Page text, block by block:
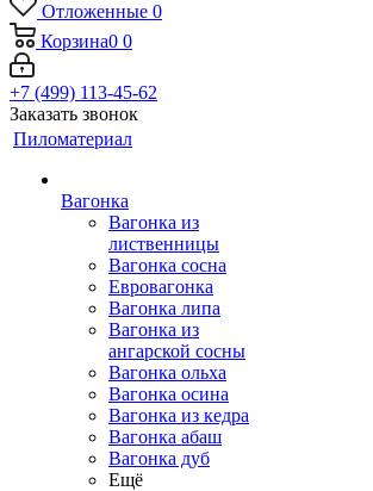
Отложенные 0
Корзина0 0
+7 (499) 113-45-62
Заказать звонок
Пиломатериал
Вагонка
Вагонка из
лиственницы
Вагонка сосна
Евровагонка
Вагонка липа
Вагонка из
ангарской сосны
Вагонка ольха
Вагонка осина
Вагонка из кедра
Вагонка абаш
Вагонка дуб
Ещё